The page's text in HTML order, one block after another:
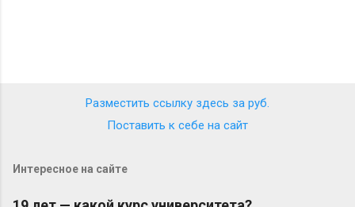
Разместить ссылку здесь за руб.
Поставить к себе на сайт
Интересное на сайте